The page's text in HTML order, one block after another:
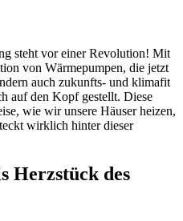
steht vor einer Revolution! Mit
von Wärmepumpen, die jetzt
auch zukunfts- und klimafit
auf den Kopf gestellt. Diese
wie wir unsere Häuser heizen,
wirklich hinter dieser
Herzstück des